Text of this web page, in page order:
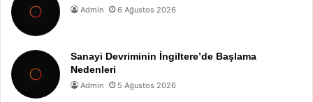
Admin 6 Ağustos 2026
Sanayi Devriminin İngiltere’de Başlama
Nedenleri
Admin 5 Ağustos 2026